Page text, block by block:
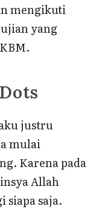
mengikuti
yang
justru
mulai
Karena pada
Allah
siapa saja.